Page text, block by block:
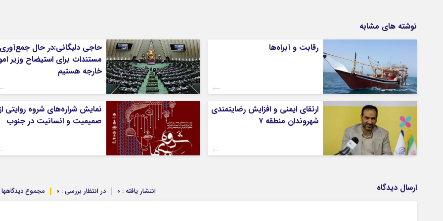
نوشته های مشابه
رقابت و آبراه‌ها
حاجی دلیگانی:در حال
مستندات برای استیضاح وزیر
خارجه هستیم
ارتقای ایمنی و افزایش رضایتمندی
شهروندان منطقه ۷
نمایش شراره‌های شروه روایتی
صمیمیت و انسانیت در جنوب
ارسال دیدگاه مجموع دیدگاهها در انتظار بررسی : 0 انتشار یافته : ۰